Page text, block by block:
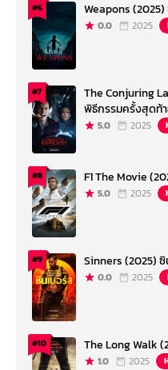
#6 Weapons (2025)
0.0 2025
#7
The Conjuring
พิธีกรรมครั้งสุดท้
5.0 2025
#8 F1 The Movie
5.0 2025
#9 Sinners (2025) ซิ
0.0 2025
#10 The Long Walk
1.0 2025